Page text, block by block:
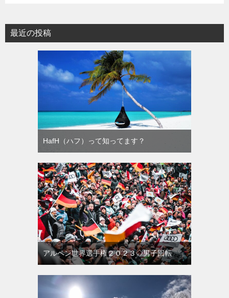
最近の投稿
HafH（ハフ）って知ってます？
アルペン世界選手権２０２３◇男子回転